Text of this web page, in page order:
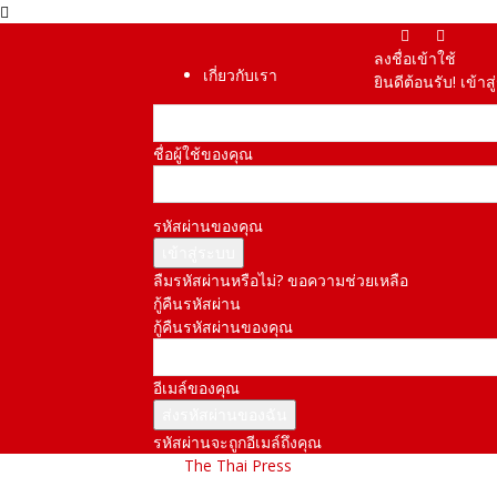
เกี่ยวกับเรา
ลงชื่อเข้าใช้
ยินดีต้อนรับ! เข้
ชื่อผู้ใช้ของคุณ
รหัสผ่านของคุณ
ลืมรหัสผ่านหรือไม่? ขอความช่วยเหลือ
กู้คืนรหัสผ่าน
กู้คืนรหัสผ่านของคุณ
อีเมล์ของคุณ
รหัสผ่านจะถูกอีเมล์ถึงคุณ
The Thai Press